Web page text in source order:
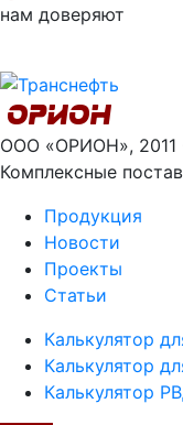
нам доверяют
ООО «ОРИОН», 2011
Комплексные
Продукция
Новости
Проекты
Статьи
Калькулятор
Калькулятор
Калькулятор